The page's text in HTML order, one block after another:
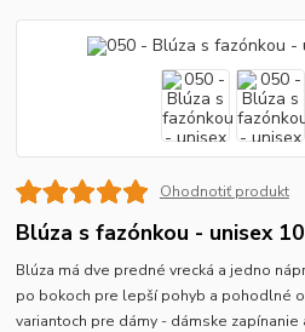
Ohodnotiť produkt
Blúza s fazónkou - unisex
Blúza má dve predné vrecká a jedno
po bokoch pre lepší pohyb a pohodlné
variantoch pre dámy - dámske